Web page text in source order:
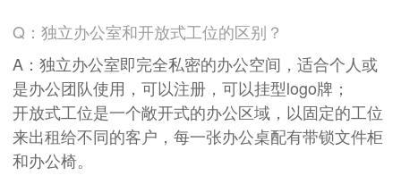
Q：独立办公室和开放式工位的区别？
A：独立办公室即完全私密的办公空间，适合个人或
是办公团队使用，可以注册，可以挂型logo牌；
开放式工位是一个敞开式的办公区域，以固定的工位
来出租给不同的客户，每一张办公桌配有带锁文件柜
和办公椅。